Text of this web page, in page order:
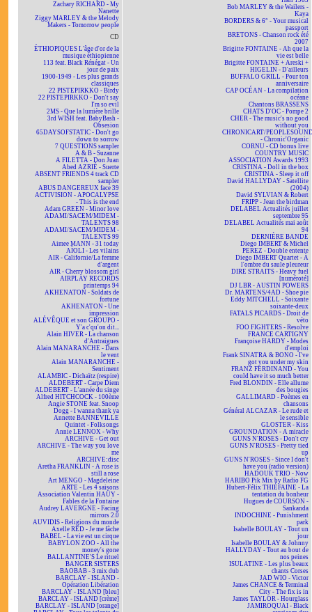
Zachary RICHARD - My
Nanette
Ziggy MARLEY & the Melody
Makers - Tomorrow people
CD
ÉTHIOPIQUES L'âge d'or de la
musique éthiopienne
113 feat. Black Rénégat - Un
jour de paix
1900-1949 - Les plus grands
classiques
22 PISTEPIRKKO - Birdy
22 PISTEPIRKKO - Don't say
I'm so evil
2MS - Que la lumière brille
3rd WISH feat. BabyBash -
Obsesion
65DAYSOFSTATIC - Don't go
down to sorrow
7 QUESTIONS sampler
A & B - Suzanne
A FILETTA - Don Juan
Abed AZRIÉ - Suerte
ABSENT FRIENDS 4 track CD
sampler
ABUS DANGEREUX face 39
ACTIVISION - APOCALYPSE
- This is the end
Adam GREEN - Minor love
ADAMI/SACEM/MIDEM -
TALENTS 98
ADAMI/SACEM/MIDEM -
TALENTS 99
Aimee MANN - 31 today
AÏOLI - Les vilains
AIR - Californie/La femme
d'argent
AIR - Cherry blossom girl
AIRPLAY RECORDS
printemps 94
AKHENATON - Soldats de
fortune
AKHENATON - Une
impression
ALÉVÊQUE et son GROUPO -
Y'a c'qu'on dit...
Alain HIVER - La chanson
d'Antraigues
Alain MANARANCHE - Dans
le vent
Alain MANARANCHE -
Sentiment
ALAMBIC - Dichaïtz (respire)
ALDEBERT - Carpe Diem
ALDEBERT - L'année du singe
Alfred HITCHCOCK - 100ème
Angie STONE feat. Snoop
Dogg - I wanna thank ya
Annette BANNEVILLE
Quintet - Folksongs
Annie LENNOX - Why
ARCHIVE - Get out
ARCHIVE - The way you love
me
ARCHIVE:disc
Aretha FRANKLIN - A rose is
still a rose
Art MENGO - Magdeleine
ARTE - Les 4 saisons
Association Valentin HAÜY -
Fables de la Fontaine
Audrey LAVERGNE - Facing
mirrors 2.0
AUVIDIS - Religions du monde
Axelle RED - Je me fâche
BABEL - La vie est un cirque
BABYLON ZOO - All the
money's gone
BALLANTINE'S Le rituel
BANGER SISTERS
BAOBAB - 3 mix dub
BARCLAY - ISLAND -
Opération Libération
BARCLAY - ISLAND [bleu]
BARCLAY - ISLAND [crème]
BARCLAY - ISLAND [orange]
Bob MARLEY & the Wailers -
Kaya
BORDERS & 6° - Your musical
passport
BRETONS - Chanson rock été
2007
Brigitte FONTAINE - Ah que la
vie est belle
Brigitte FONTAINE + Areski +
HIGELIN - D'ailleurs
BUFFALO GRILL - Pour ton
anniversaire
CAP OCÉAN - La compilation
océane
Chantons BRASSENS
CHATS D'OC - Pompe 2
CHER - The music's no good
without you
CHRONICART/
- Chronic'Organic
CORNU - CD bonus live
COUNTRY MUSIC
ASSOCIATION Awards 1993
CRISTINA - Doll in the box
CRISTINA - Sleep it off
David HALLYDAY - Satellite
(2004)
David SYLVIAN & Robert
FRIPP - Jean the birdman
DELABEL Actualités juillet
septembre 95
DELABEL Actualités mai août
94
DERNIÈRE BANDE
Diego IMBERT & Michel
PEREZ - Double entente
Diego IMBERT Quartet - À
l'ombre du saule pleureur
DIRE STRAITS - Heavy fuel
[numéroté]
DJ LBR - AUSTIN POWERS
Dr. MARTENS/4AD - Shoe pie
Eddy MITCHELL - Soixante
soixante-deux
FATALS PICARDS - Droit de
véto
FOO FIGHTERS - Resolve
FRANCE CARTIGNY
Françoise HARDY - Modes
d'emploi
Frank SINATRA & BONO - I've
got you under my skin
FRANZ FERDINAND - You
could have it so much better
Fred BLONDIN - Elle allume
des bougies
GALLIMARD - Poèmes en
chansons
Général ALCAZAR - Le rude et
le sensible
GLOSTER - Kiss
GROUNDATION - A miracle
GUNS N'ROSES - Don't cry
GUNS N'ROSES - Pretty tied
up
GUNS N'ROSES - Since I don't
have you (radio version)
HADOUK TRIO - Now
HARIBO Pik Mix by Radio FG
Hubert-Félix THIÉFAINE - La
tentation du bonheur
Hugues de COURSON -
Sankanda
INDOCHINE - Punishment
park
Isabelle BOULAY - Tout un
jour
Isabelle BOULAY & Johnny
HALLYDAY - Tout au bout de
nos peines
ISULATINE - Les plus beaux
chants Corses
JAD WIO - Victor
James CHANCE & Terminal
City - The fix is in
James TAYLOR - Hourglass
JAMIROQUAI - Black